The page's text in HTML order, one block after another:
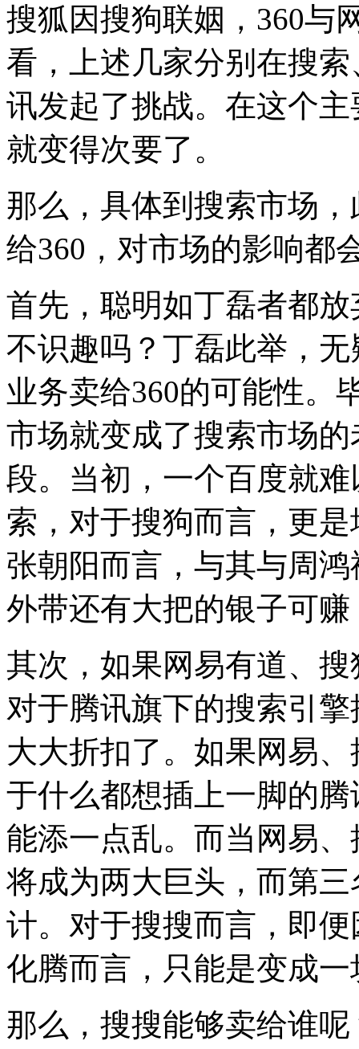
搜狐因搜狗联姻，360
看，上述几家分别在搜
讯发起了挑战。在这个
就变得次要了。
那么，具体到搜索市场
给360，对市场的影响都
首先，聪明如丁磊者都
不识趣吗？丁磊此举，
业务卖给360的可能性。
市场就变成了搜索市场
段。当初，一个百度就
索，对于搜狗而言，更
张朝阳而言，与其与周
外带还有大把的银子可
其次，如果网易有道、
对于腾讯旗下的搜索引
大大折扣了。如果网易
于什么都想插上一脚的
能添一点乱。而当网易
将成为两大巨头，而第
计。对于搜搜而言，即
化腾而言，只能是变成
那么，搜搜能够卖给谁